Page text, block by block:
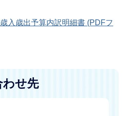
入歳出予算内訳明細書 (PDFフ
せ先